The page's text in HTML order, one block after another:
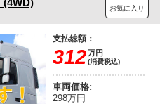
お気に入り
支払総額：
312万円
(消費税込)
車両価格:
298万円